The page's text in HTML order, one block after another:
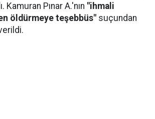
Kamuran Pınar A.'nın "ihmali
öldürmeye teşebbüs" suçundan